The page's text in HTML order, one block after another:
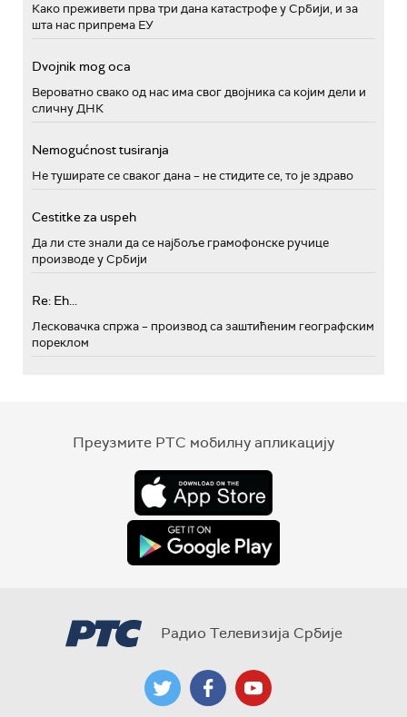
Како преживети прва три дана катастрофе у Србији, и за
шта нас припрема ЕУ
Dvojnik mog oca
Вероватно свако од нас има свог двојника са којим дели и
сличну ДНК
Nemogućnost tusiranja
Не туширате се сваког дана – не стидите се, то је здраво
Cestitke za uspeh
Да ли сте знали да се најбоље грамофонске ручице
производе у Србији
Re: Eh...
Лесковачка спржа – производ са заштићеним географским
пореклом
Преузмите РТС мобилну апликацију
Радио Телевизија Србије